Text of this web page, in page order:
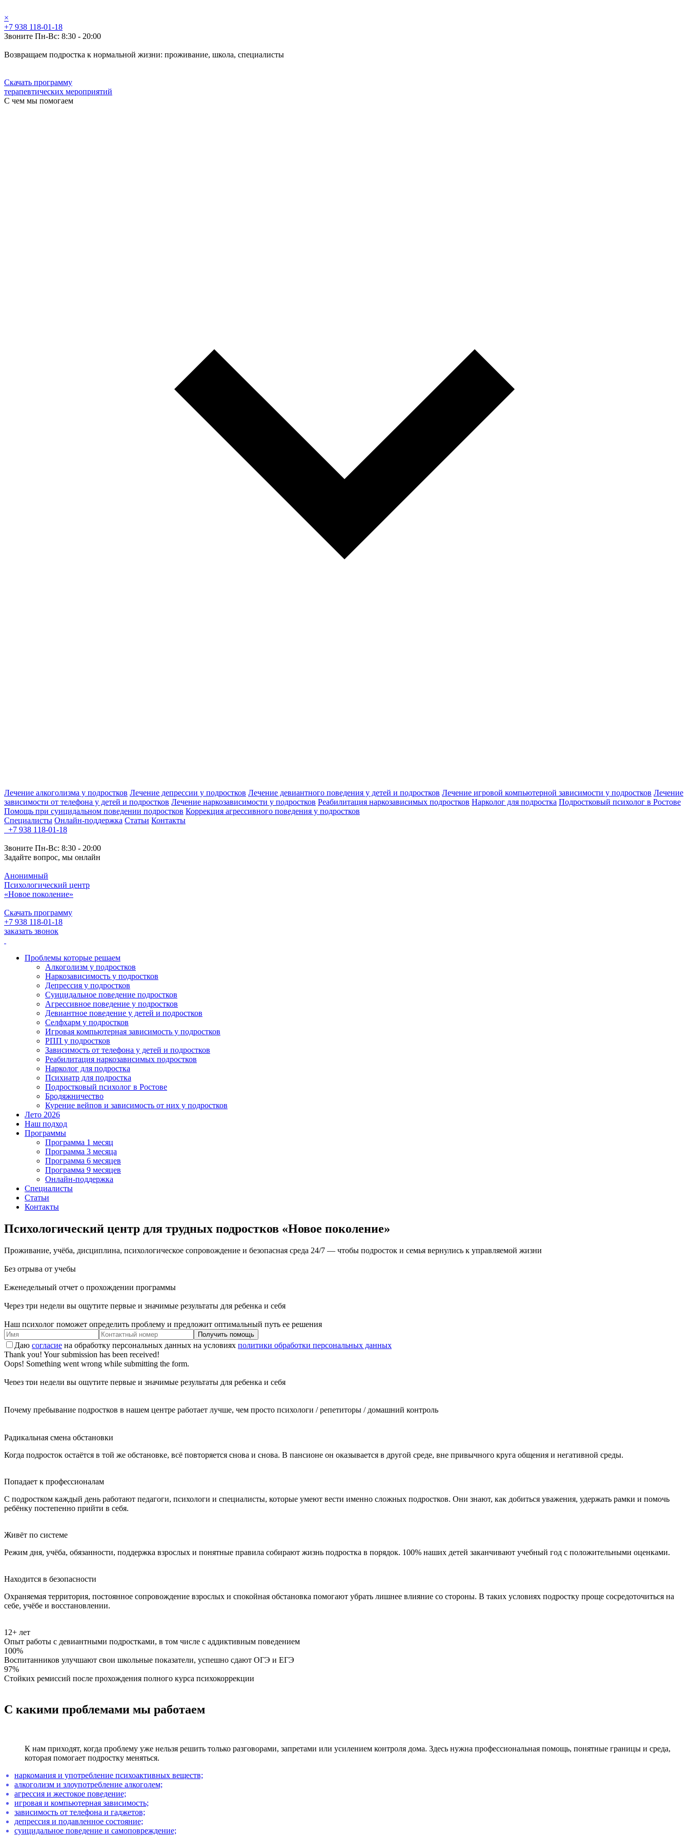
×
+7 938 118-01-18
Звоните Пн-Вс: 8:30 - 20:00
Возвращаем подростка к нормальной жизни: проживание, школа, специалисты
Скачать программу
терапевтических мероприятий
С чем мы помогаем
Лечение алкоголизма у подростков Лечение депрессии у подростков Лечение девиантного поведения у детей и подростков Лечение игровой компьютерной зависимости у подростков Лечение
зависимости от телефона у детей и подростков Лечение наркозависимости у подростков Реабилитация наркозависимых подростков Нарколог для подростка Подростковый психолог в Ростове
Помощь при суицидальном поведении подростков Коррекция агрессивного поведения у подростков
Специалисты Онлайн-поддержка Статьи Контакты
+7 938 118-01-18
Звоните Пн-Вс: 8:30 - 20:00
Задайте вопрос, мы онлайн
Анонимный
Психологический центр
«Новое поколение»
Скачать программу
+7 938 118-01-18
заказать звонок
Проблемы которые решаем
Алкоголизм у подростков
Наркозависимость у подростков
Депрессия у подростков
Суицидальное поведение подростков
Агрессивное поведение у подростков
Девиантное поведение у детей и подростков
Селфхарм у подростков
Игровая компьютерная зависимость у подростков
РПП у подростков
Зависимость от телефона у детей и подростков
Реабилитация наркозависимых подростков
Нарколог для подростка
Психиатр для подростка
Подростковый психолог в Ростове
Бродяжничество
Курение вейпов и зависимость от них у подростков
Лето 2026
Наш подход
Программы
Программа 1 месяц
Программа 3 месяца
Программа 6 месяцев
Программа 9 месяцев
Онлайн-поддержка
Специалисты
Статьи
Контакты
Психологический центр для трудных подростков «Новое поколение»
Проживание, учёба, дисциплина, психологическое сопровождение и безопасная среда 24/7 — чтобы подросток и семья вернулись к управляемой жизни
Без отрыва от учебы
Еженедельный отчет о прохождении программы
Через три недели вы ощутите первые и значимые результаты для ребенка и себя
Наш психолог поможет определить проблему и предложит оптимальный путь ее решения
Даю согласие на обработку персональных данных на условиях политики обработки персональных данных
Thank you! Your submission has been received!
Oops! Something went wrong while submitting the form.
Через три недели вы ощутите первые и значимые результаты для ребенка и себя
Почему пребывание подростков в нашем центре работает лучше, чем просто психологи / репетиторы / домашний контроль
Радикальная смена обстановки
Когда подросток остаётся в той же обстановке, всё повторяется снова и снова. В пансионе он оказывается в другой среде, вне привычного круга общения и негативной среды.
Попадает к профессионалам
С подростком каждый день работают педагоги, психологи и специалисты, которые умеют вести именно сложных подростков. Они знают, как добиться уважения, удержать рамки и помочь
ребёнку постепенно прийти в себя.
Живёт по системе
Режим дня, учёба, обязанности, поддержка взрослых и понятные правила собирают жизнь подростка в порядок. 100% наших детей заканчивают учебный год с положительными оценками.
Находится в безопасности
Охраняемая территория, постоянное сопровождение взрослых и спокойная обстановка помогают убрать лишнее влияние со стороны. В таких условиях подростку проще сосредоточиться на
себе, учёбе и восстановлении.
12+ лет
Опыт работы с девиантными подростками, в том числе с аддиктивным поведением
100%
Воспитанников улучшают свои школьные показатели, успешно сдают ОГЭ и ЕГЭ
97%
Стойких ремиссий после прохождения полного курса психокоррекции
С какими проблемами мы работаем
К нам приходят, когда проблему уже нельзя решить только разговорами, запретами или усилением контроля дома. Здесь нужна профессиональная помощь, понятные границы и среда,
которая помогает подростку меняться.
наркомания и употребление психоактивных веществ;
алкоголизм и злоупотребление алкоголем;
агрессия и жестокое поведение;
игровая и компьютерная зависимость;
зависимость от телефона и гаджетов;
депрессия и подавленное состояние;
суицидальное поведение и самоповреждение;